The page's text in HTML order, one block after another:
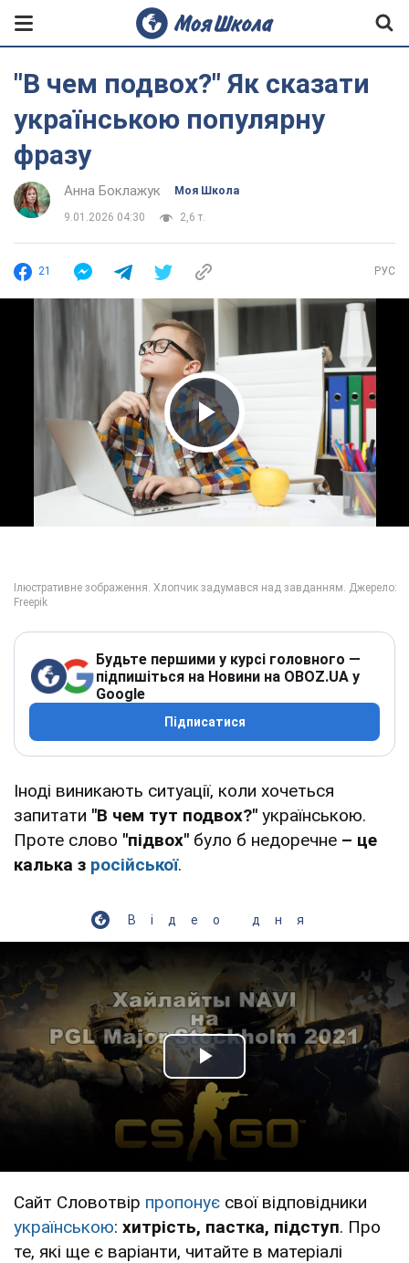
"В чем подвох?" Як сказати
українською популярну
фразу
Анна Боклажук Моя Школа
9.01.2026 04:30 2,6 т.
21 РУС
Play Video
Будьте першими у курсі головного —
підпишіться на Новини на OBOZ.UA у
Google
Підписатися
Іноді виникають ситуації, коли хочеться
запитати "В чем тут подвох?" українською.
Проте слово "підвох" було б недоречне – це
калька з російської.
Відео дня
Play Video
Сайт Словотвір пропонує свої відповідники
українською: хитрість, пастка, підступ. Про
те, які ще є варіанти, читайте в матеріалі